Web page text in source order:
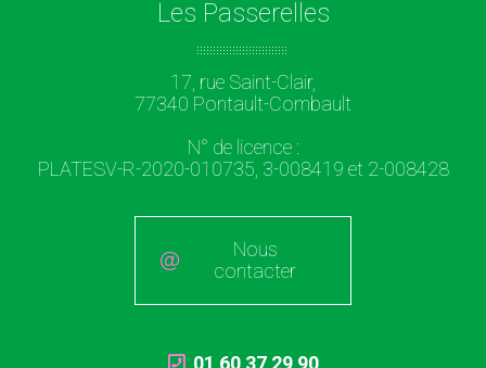
Les Passerelles
17, rue Saint-Clair,
77340 Pontault-Combault
N° de licence :
PLATESV-R-2020-010735, 3-008419 et 2-008428
Nous
contacter
01 60 37 29 90